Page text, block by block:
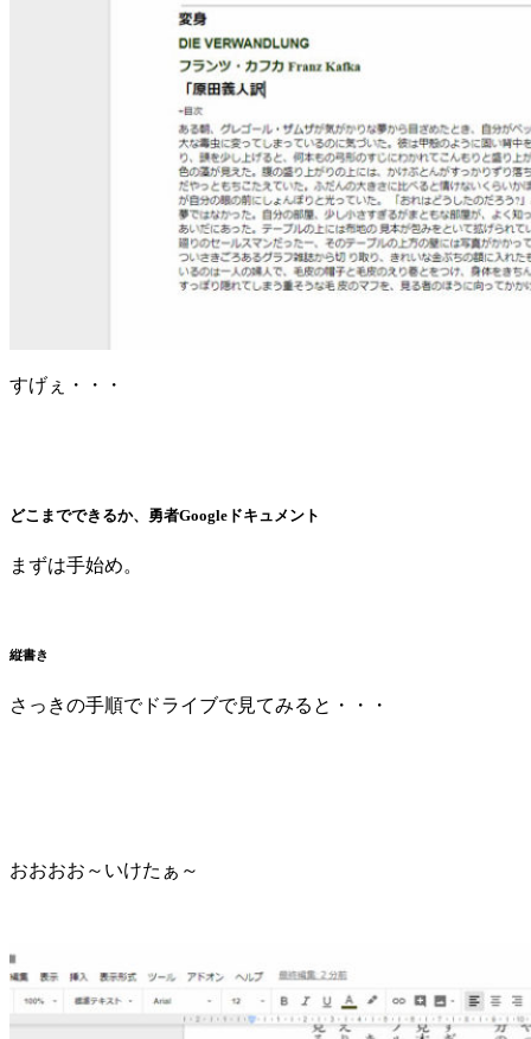
すげぇ・・・
どこまでできるか、勇者Googleドキュメント
まずは手始め。
縦書き
さっきの手順でドライブで見てみると・・・
おおおお～いけたぁ～